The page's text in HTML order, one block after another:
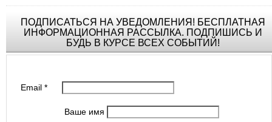
ПОДПИСАТЬСЯ НА УВЕДОМЛЕНИЯ! БЕСПЛАТНАЯ
ИНФОРМАЦИОННАЯ РАССЫЛКА. ПОДПИШИСЬ И
БУДЬ В КУРСЕ ВСЕХ СОБЫТИЙ!
Email*
Ваше имя